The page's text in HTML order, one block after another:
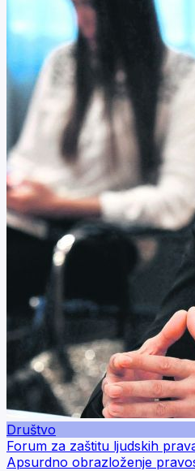
Društvo
Forum za zaštitu ljudskih
Apsurdno obrazloženje